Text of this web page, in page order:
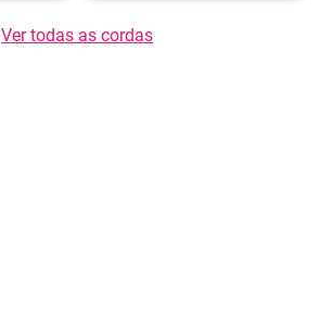
Ver todas as cordas